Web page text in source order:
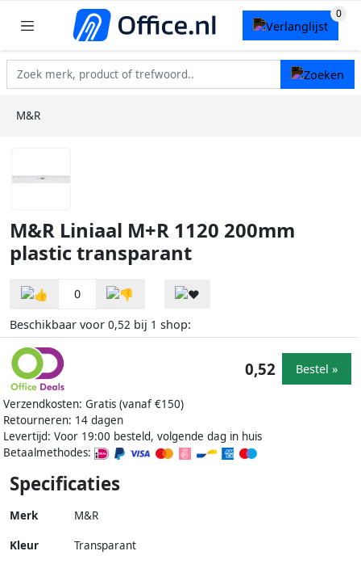
M&R
M&R Liniaal M+R 1120 200mm
plastic transparant
0
Beschikbaar voor 0,52 bij 1 shop:
Verzendkosten: Gratis (vanaf €150)
Retourneren: 14 dagen
Levertijd: Voor 19:00 besteld, volgende dag in huis
Betaalmethodes:
0,52 Bestel »
Specificaties
Merk M&R
Kleur Transparant